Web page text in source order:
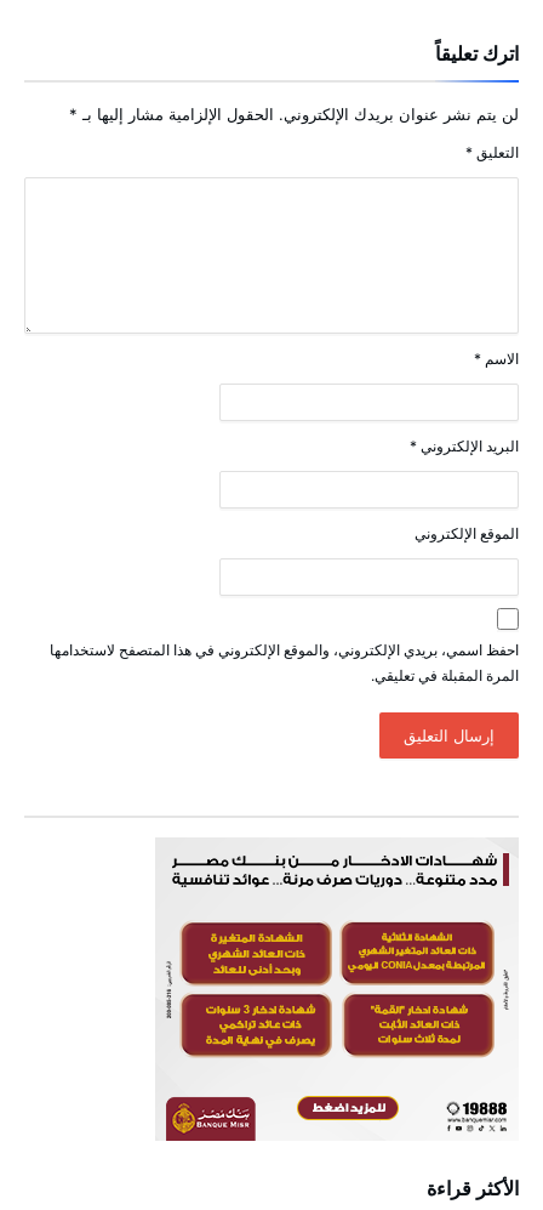
اترك تعليقاً
لن يتم نشر عنوان بريدك الإلكتروني. الحقول الإلزامية مشار إليها بـ *
التعليق *
الاسم *
البريد الإلكتروني *
الموقع الإلكتروني
احفظ اسمي، بريدي الإلكتروني، والموقع الإلكتروني في هذا المتصفح لاستخدامها
المرة المقبلة في تعليقي.
الأكثر قراءة